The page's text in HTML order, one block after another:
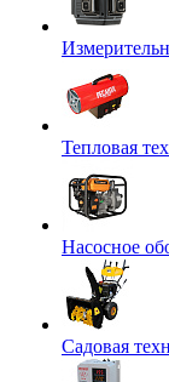
Тепловая
Насосное
Садовая